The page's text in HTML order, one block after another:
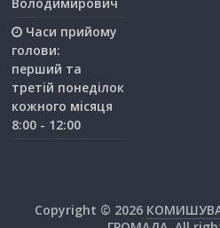
Володимирович
Часи прийому
голови:
перший та
третiй понедiлок
кожного мiсяця
8:00 - 12:00
Copyright © 2026